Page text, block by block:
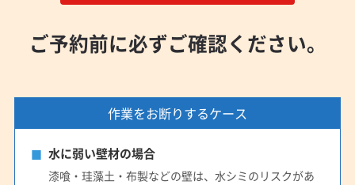
ご予約前に必ずご確認ください。
作業をお断りするケース
水に弱い壁材の場合
漆喰・珪藻土・布製などの壁は、水シミのリスクがあ